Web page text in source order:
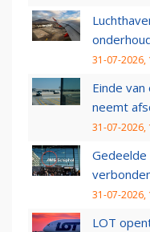
31-07-2026,
Einde
neemt
31-07-2026,
31-07-2026,
LOT